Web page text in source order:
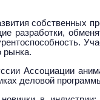
собственных
разработки,
рынка.
Ассоциации
деловой